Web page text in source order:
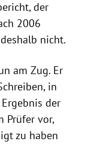
der
2006
nicht.
am Zug. Er
in
der
Prüfer vor,
zu haben